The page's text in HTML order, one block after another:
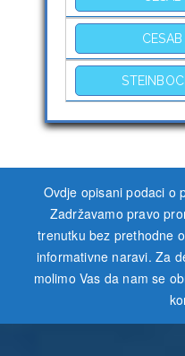
Ovdje opisani podaci o
Zadržavamo pravo
trenutku bez prethodne
informativne naravi. Za
molimo Vas da nam se